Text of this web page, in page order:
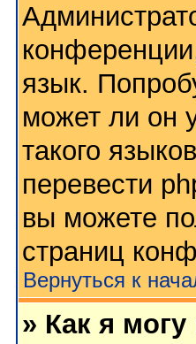
язык.
может ли он
такого
перевести
вы можете
страниц
Вернуться к
» Как я